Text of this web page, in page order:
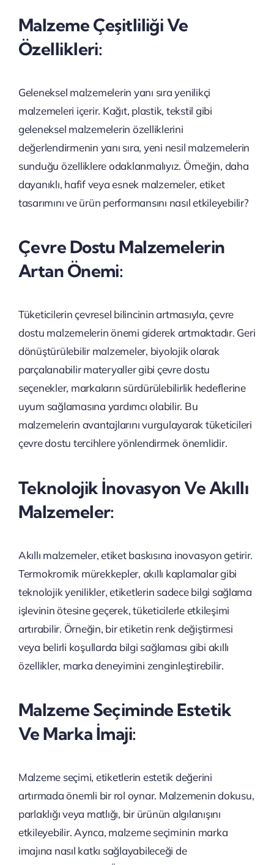
Malzeme Çeşitliliği Ve
Özellikleri:
Geleneksel malzemelerin yanı sıra yenilikçi
malzemeleri içerir. Kağıt, plastik, tekstil gibi
geleneksel malzemelerin özelliklerini
değerlendirmenin yanı sıra, yeni nesil malzemelerin
sunduğu özelliklere odaklanmalıyız. Örneğin, daha
dayanıklı, hafif veya esnek malzemeler, etiket
tasarımını ve ürün performansını nasıl etkileyebilir?
Çevre Dostu Malzemelerin
Artan Önemi:
Tüketicilerin çevresel bilincinin artmasıyla, çevre
dostu malzemelerin önemi giderek artmaktadır. Geri
dönüştürülebilir malzemeler, biyolojik olarak
parçalanabilir materyaller gibi çevre dostu
seçenekler, markaların sürdürülebilirlik hedeflerine
uyum sağlamasına yardımcı olabilir. Bu
malzemelerin avantajlarını vurgulayarak tüketicileri
çevre dostu tercihlere yönlendirmek önemlidir.
Teknolojik İnovasyon Ve Akıllı
Malzemeler:
Akıllı malzemeler, etiket baskısına inovasyon getirir.
Termokromik mürekkepler, akıllı kaplamalar gibi
teknolojik yenilikler, etiketlerin sadece bilgi sağlama
işlevinin ötesine geçerek, tüketicilerle etkileşimi
artırabilir. Örneğin, bir etiketin renk değiştirmesi
veya belirli koşullarda bilgi sağlaması gibi akıllı
özellikler, marka deneyimini zenginleştirebilir.
Malzeme Seçiminde Estetik
Ve Marka İmaji:
Malzeme seçimi, etiketlerin estetik değerini
artırmada önemli bir rol oynar. Malzemenin dokusu,
parlaklığı veya matlığı, bir ürünün algılanışını
etkileyebilir. Ayrıca, malzeme seçiminin marka
imajına nasıl katkı sağlayabileceği de